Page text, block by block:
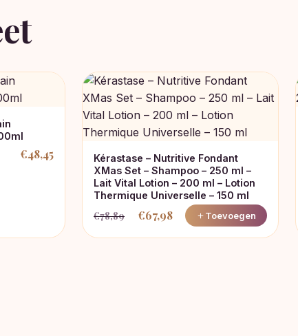
€48,45
Kérastase – Nutritive Fondant
XMas Set – Shampoo – 250 ml –
Lait Vital Lotion – 200 ml – Lotion
Thermique Universelle – 150 ml
€78,89
Oorspronkelijke
prijs
€67,98
Huidige
prijs
Toevoegen